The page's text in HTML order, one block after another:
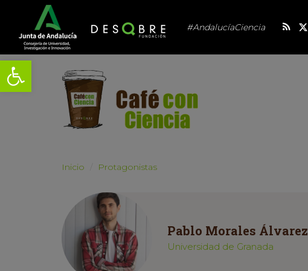
Abrir barra de herramientas
#AndalucíaCiencia
Inicio Protagonistas
Pablo Morales Álvarez
Universidad de Granada